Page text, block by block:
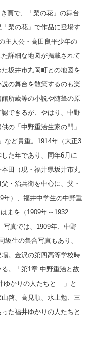
頁で、「梨の花」の舞台
梨の花」で作品に登場す
主人公・高田良平少年の
詳細な地図が掲載されて
坂井市丸岡町との地図を
の舞台を散策するのも楽
所蔵等の小説や随筆の原
できるが、やはり、中野
の「中野重治生家の門」
など貴重。1914年（大正3
た年であり、同年6月に
田（現・福井県坂井市丸
・治兵衛を中心に、父・
年）、福井中学生の中野重
まを（1909年～1932
写真では、1909年、中野
生の集合写真もあり、
。金沢の第四高等学校時
。「第1章 中野重治と故
かりの人たちと – 」と
啓、高見順、水上勉、三
た福井ゆかりの人たちと